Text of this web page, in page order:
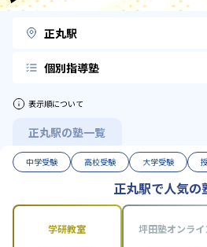
正丸駅
個別指導塾
表示順について
正丸駅の塾一覧
中学受験 高校受験 大学受験
正丸駅で人気の
学研教室 坪田塾オンライ